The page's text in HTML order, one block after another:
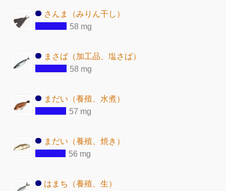
さんま（みりん干し）
58 mg
まさば（加工品、塩さば）
58 mg
まだい（養殖、水煮）
57 mg
まだい（養殖、焼き）
56 mg
はまち（養殖、生）